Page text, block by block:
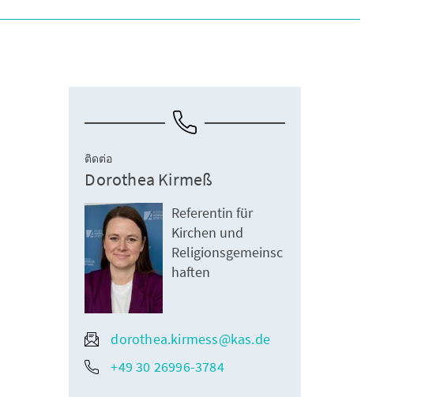
ติดต่อ
Dorothea Kirmeß
Referentin für
Kirchen und
Religionsgemeinsc
haften
dorothea.kirmess@kas.de
+49 30 26996-3784